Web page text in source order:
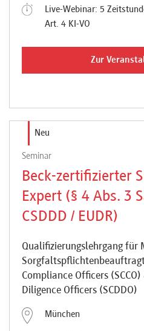
Live-Webinar: 5
Art. 4 KI-VO
Zur
Neu
Seminar
Beck-zertifizierter
Expert (§ 4 Abs. 3
CSDDD / EUDR)
Qualifizierungslehrgang für
Compliance Officers
Diligence Officers (SCDDO)
München